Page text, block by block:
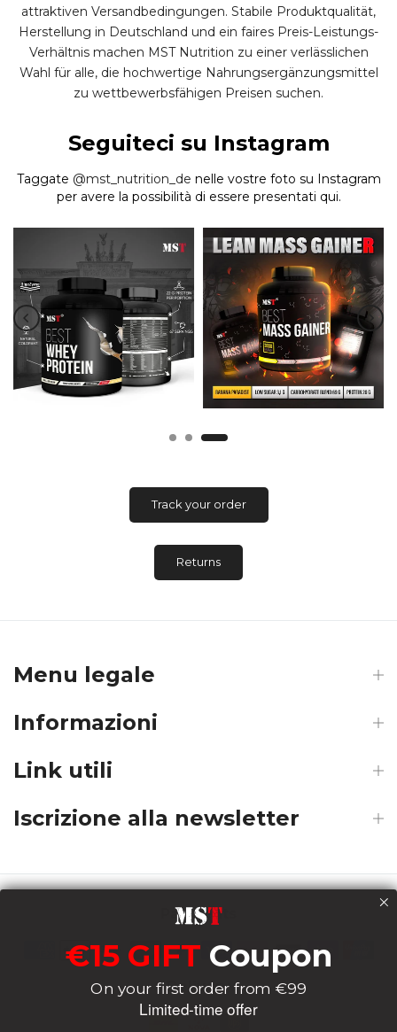
attraktiven Versandbedingungen. Stabile Produktqualität,
Herstellung in Deutschland und ein faires Preis-Leistungs-
Verhältnis machen MST Nutrition zu einer verlässlichen
Wahl für alle, die hochwertige Nahrungsergänzungsmittel
zu wettbewerbsfähigen Preisen suchen.
Seguiteci su Instagram
Taggate @mst_nutrition_de nelle vostre foto su Instagram
per avere la possibilità di essere presentati qui.
Track your order
Returns
Menu legale
Informazioni
Link utili
Iscrizione alla newsletter
Payments
Delivery
€15 GIFT Coupon
On your first order from €99
Limited-time offer